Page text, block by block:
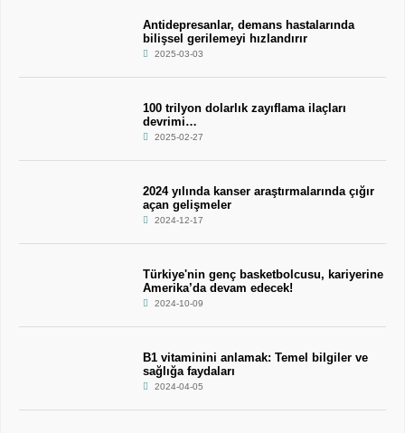
Antidepresanlar, demans hastalarında
bilişsel gerilemeyi hızlandırır
2025-03-03
100 trilyon dolarlık zayıflama ilaçları
devrimi…
2025-02-27
2024 yılında kanser araştırmalarında çığır
açan gelişmeler
2024-12-17
Türkiye'nin genç basketbolcusu, kariyerine
Amerika’da devam edecek!
2024-10-09
B1 vitaminini anlamak: Temel bilgiler ve
sağlığa faydaları
2024-04-05